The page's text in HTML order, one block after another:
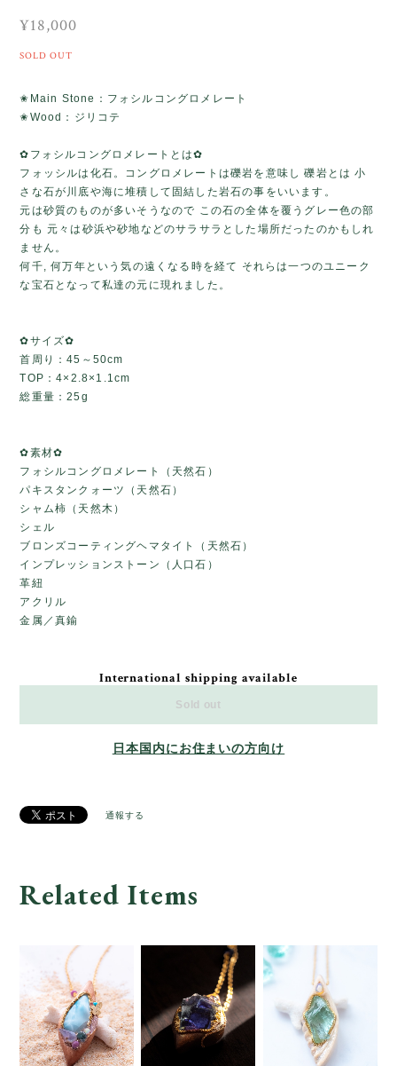
¥18,000
SOLD OUT
✬Main Stone：フォシルコングロメレート
✬Wood：ジリコテ
✿フォシルコングロメレートとは✿
フォッシルは化石。コングロメレートは礫岩を意味し 礫岩とは 小
さな石が川底や海に堆積して固結した岩石の事をいいます。
元は砂質のものが多いそうなので この石の全体を覆うグレー色の部
分も 元々は砂浜や砂地などのサラサラとした場所だったのかもしれ
ません。
何千, 何万年という気の遠くなる時を経て それらは一つのユニーク
な宝石となって私達の元に現れました。
✿サイズ✿
首周り：45～50cm
TOP：4×2.8×1.1cm
総重量：25g
✿素材✿
フォシルコングロメレート（天然石）
パキスタンクォーツ（天然石）
シャム柿（天然木）
シェル
ブロンズコーティングヘマタイト（天然石）
インプレッションストーン（人口石）
革紐
アクリル
金属／真鍮
International shipping available
Sold out
日本国内にお住まいの方向け
通報する
Related Items